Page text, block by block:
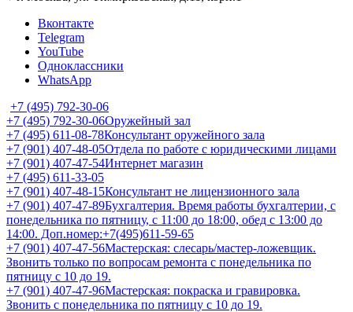
Вконтакте
Telegram
YouTube
Одноклассники
WhatsApp
+7 (495) 792-30-06
+7 (495) 792-30-06Оружейный зал
+7 (495) 611-08-78Консультант оружейного зала
+7 (901) 407-48-05Отдела по работе с юридическими лицами
+7 (901) 407-47-54Интернет магазин
+7 (495) 611-33-05
+7 (901) 407-48-15Консультант не лицензионного зала
+7 (901) 407-47-89Бухгалтерия. Время работы бухгалтерии, с
понедельника по пятницу, с 11:00 до 18:00, обед с 13:00 до
14:00. Доп.номер:+7(495)611-59-65
+7 (901) 407-47-56Мастерская: слесарь/мастер-ложевщик.
Звонить только по вопросам ремонта с понедельника по
пятницу с 10 до 19.
+7 (901) 407-47-96Мастерская: покраска и гравировка.
Звонить с понедельника по пятницу с 10 до 19.